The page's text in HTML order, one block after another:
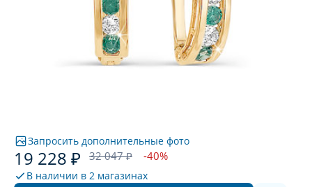
Запросить дополнительные фото
19 228 ₽ 32 047 ₽ -40%
В наличии в 2 магазинах